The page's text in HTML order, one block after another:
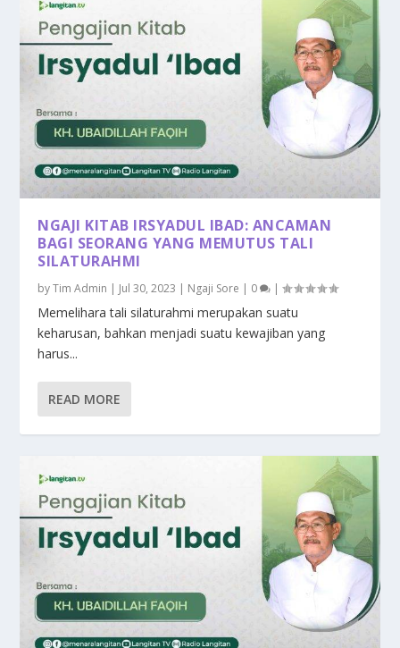
NGAJI KITAB IRSYADUL IBAD: ANCAMAN
BAGI SEORANG YANG MEMUTUS TALI
SILATURAHMI
byTim Admin | Jul 30, 2023 | Ngaji Sore | 0 |
Memelihara tali silaturahmi merupakan suatu
keharusan, bahkan menjadi suatu kewajiban yang
harus...
READ MORE